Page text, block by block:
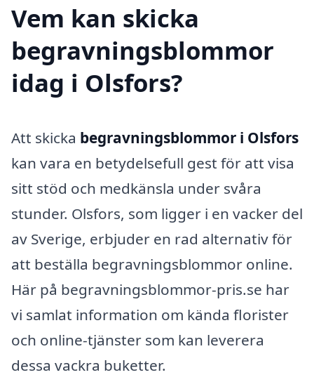
Vem kan skicka
begravningsblommor
idag i Olsfors?
Att skicka begravningsblommor i Olsfors
kan vara en betydelsefull gest för att visa
sitt stöd och medkänsla under svåra
stunder. Olsfors, som ligger i en vacker del
av Sverige, erbjuder en rad alternativ för
att beställa begravningsblommor online.
Här på begravningsblommor-pris.se har
vi samlat information om kända florister
och online-tjänster som kan leverera
dessa vackra buketter.